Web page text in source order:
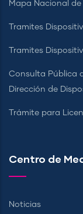
Mapa Nacional
Tramites
Tramites
Consulta Pública
Dirección de
Trámite para
Centro de
Noticias